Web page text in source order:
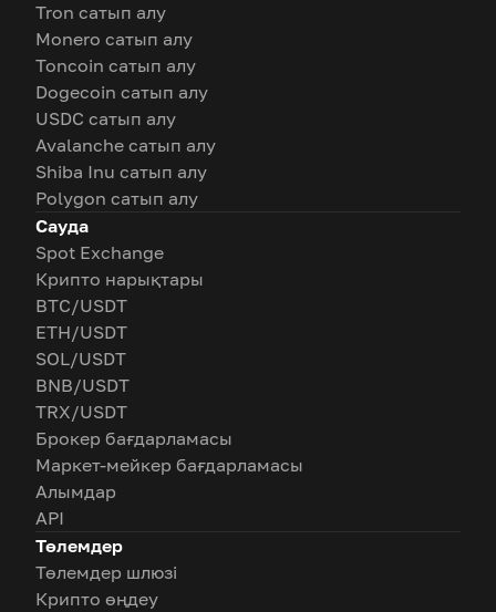
Tron сатып алу
Monero сатып алу
Toncoin сатып алу
Dogecoin сатып алу
USDC сатып алу
Avalanche сатып алу
Shiba Inu сатып алу
Polygon сатып алу
Сауда
Spot Exchange
Крипто нарықтары
BTC/USDT
ETH/USDT
SOL/USDT
BNB/USDT
TRX/USDT
Брокер бағдарламасы
Маркет-мейкер бағдарламасы
Алымдар
API
Төлемдер
Төлемдер шлюзі
Крипто өңдеу